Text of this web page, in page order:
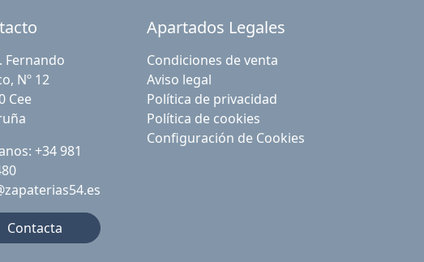
Fernando
Nº 12
Cee
+34 981
Contacta
Apartados Legales
Condiciones de venta
Aviso legal
Política de privacidad
Política de cookies
Configuración de Cookies